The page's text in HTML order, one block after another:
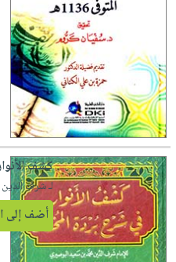
انشر
كتابك
تواصل
معنا
كشف
لـ شرف
أضف إلى